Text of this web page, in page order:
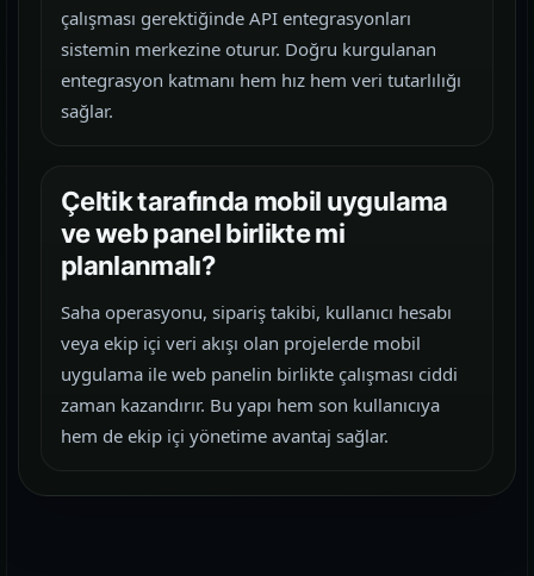
çalışması gerektiğinde API entegrasyonları
sistemin merkezine oturur. Doğru kurgulanan
entegrasyon katmanı hem hız hem veri tutarlılığı
sağlar.
Çeltik tarafında mobil uygulama
ve web panel birlikte mi
planlanmalı?
Saha operasyonu, sipariş takibi, kullanıcı hesabı
veya ekip içi veri akışı olan projelerde mobil
uygulama ile web panelin birlikte çalışması ciddi
zaman kazandırır. Bu yapı hem son kullanıcıya
hem de ekip içi yönetime avantaj sağlar.